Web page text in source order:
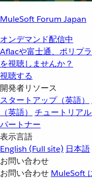
MuleSoft Forum Japan
オンデマンド配信中
Aflacや富士通、ポリプ
を視聴しませんか？
視聴する
開発者リソース
スタートアップ（英語）
（英語）
チュートリアル
パートナー
表示言語
English (Full site) 日本語
お問い合わせ
お問い合わせ MuleSoft